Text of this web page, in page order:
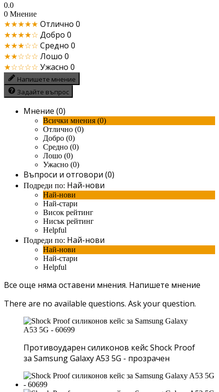
0.0
0 Мнение
★★★★★ Отлично 0
★★★★☆ Добро 0
★★★☆☆ Средно 0
★★☆☆☆ Лошо 0
★☆☆☆☆ Ужасно 0
Напишете мнение
Задайте въпрос
Мнение (0)
Всички мнения (0)
Отлично (0)
Добро (0)
Средно (0)
Лошо (0)
Ужасно (0)
Въпроси и отговори (0)
Подреди по: Най-нови
Най-нови
Най-стари
Висок рейтинг
Нисък рейтинг
Helpful
Подреди по: Най-нови
Най-нови
Най-стари
Helpful
Все още няма оставени мнения. Напишете мнение
There are no available questions. Ask your question.
Противоударен силиконов кейс Shock Proof
за Samsung Galaxy A53 5G - прозрачен